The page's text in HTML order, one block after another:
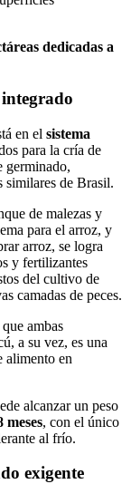
dedicadas a
en el sistema
para la cría de
germinado,
similares de Brasil.
de malezas y
para el arroz, y
arroz, se logra
y fertilizantes
del cultivo de
camadas de peces.
ambas
a su vez, es una
alimento en
alcanzar un peso
meses, con el único
al frío.
exigente